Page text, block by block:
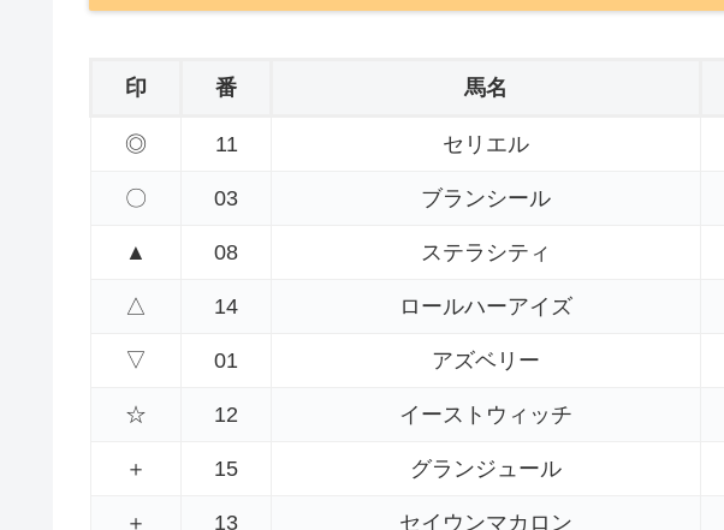
印 番 馬名
◎ 11 セリエル
〇 03 ブランシール
▲ 08 ステラシティ
△ 14 ロールハーアイズ
▽ 01 アズベリー
☆ 12 イーストウィッチ
＋ 15 グランジュール
＋ 13 セイウンマカロン